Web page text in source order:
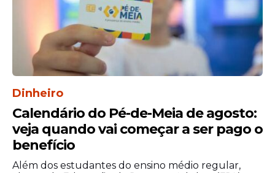
Dinheiro
Calendário do Pé-de-Meia de agosto:
veja quando vai começar a ser pago o
benefício
Além dos estudantes do ensino médio regular,